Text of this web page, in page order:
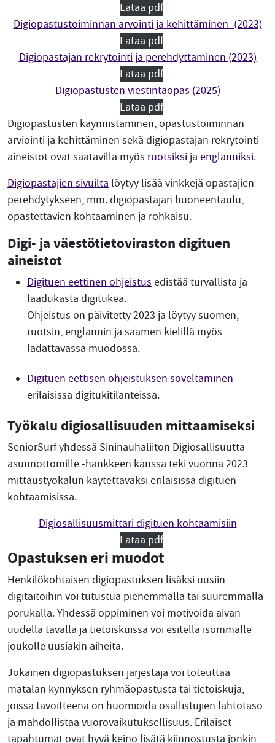
Lataa pdf
Digiopastustoiminnan arvointi ja kehittäminen_(2023)
Lataa pdf
Digiopastajan rekrytointi ja perehdyttaminen (2023)
Lataa pdf
Digiopastusten viestintäopas (2025)
Lataa pdf
Digiopastusten käynnistäminen, opastustoiminnan
arviointi ja kehittäminen sekä digiopastajan rekrytointi -
aineistot ovat saatavilla myös ruotsiksi ja englanniksi.
Digiopastajien sivuilta löytyy lisää vinkkejä opastajien
perehdytykseen, mm. digiopastajan huoneentaulu,
opastettavien kohtaaminen ja rohkaisu.
Digi- ja väestötietoviraston digituen
aineistot
Digituen eettinen ohjeistus edistää turvallista ja
laadukasta digitukea.
Ohjeistus on päivitetty 2023 ja löytyy suomen,
ruotsin, englannin ja saamen kielillä myös
ladattavassa muodossa.
Digituen eettisen ohjeistuksen soveltaminen
erilaisissa digitukitilanteissa.
Työkalu digiosallisuuden mittaamiseksi
SeniorSurf yhdessä Sininauhaliiton Digiosallisuutta
asunnottomille -hankkeen kanssa teki vuonna 2023
mittaustyökalun käytettäväksi erilaisissa digituen
kohtaamisissa.
Digiosallisuusmittari digituen kohtaamisiin
Lataa pdf
Opastuksen eri muodot
Henkilökohtaisen digiopastuksen lisäksi uusiin
digitaitoihin voi tutustua pienemmällä tai suuremmalla
porukalla. Yhdessä oppiminen voi motivoida aivan
uudella tavalla ja tietoiskuissa voi esitellä isommalle
joukolle uusiakin aiheita.
Jokainen digiopastuksen järjestäjä voi toteuttaa
matalan kynnyksen ryhmäopastusta tai tietoiskuja,
joissa tavoitteena on huomioida osallistujien lähtötaso
ja mahdollistaa vuorovaikutuksellisuus. Erilaiset
tapahtumat ovat hyvä keino lisätä kiinnostusta jonkin